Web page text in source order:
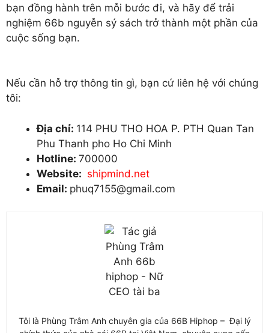
bạn đồng hành trên mỗi bước đi, và hãy để trải
nghiệm 66b nguyễn sý sách trở thành một phần của
cuộc sống bạn.
Nếu cần hỗ trợ thông tin gì, bạn cứ liên hệ với chúng
tôi:
Địa chỉ: 114 PHU THO HOA P. PTH Quan Tan
Phu Thanh pho Ho Chi Minh
Hotline: 700000
Website: shipmind.net
Email: phuq7155@gmail.com
Tôi là Phùng Trâm Anh chuyên gia của 66B Hiphop – Đại lý